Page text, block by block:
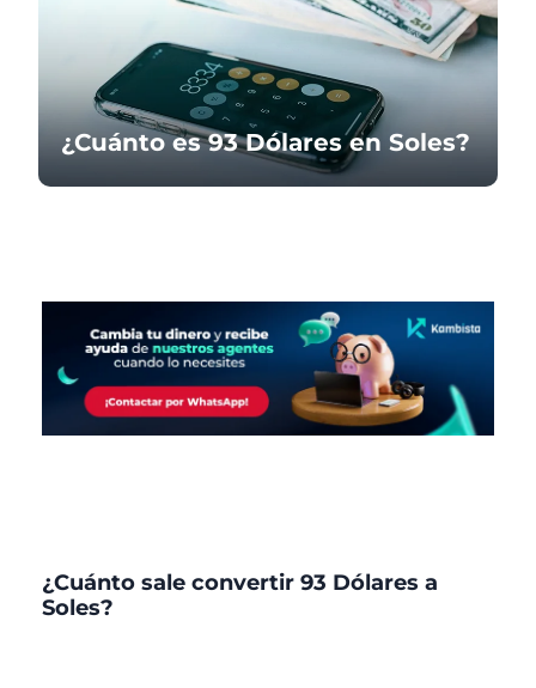
¿Cuánto es 93 Dólares en Soles?
¿Cuánto sale convertir 93 Dólares a
Soles?